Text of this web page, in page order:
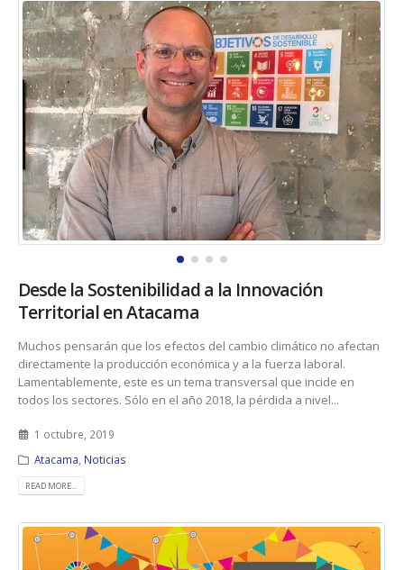
Desde la Sostenibilidad a la Innovación
Territorial en Atacama
Muchos pensarán que los efectos del cambio climático no afectan
directamente la producción económica y a la fuerza laboral.
Lamentablemente, este es un tema transversal que incide en
todos los sectores. Sólo en el año 2018, la pérdida a nivel...
1 octubre, 2019
Atacama, Noticias
READ MORE...